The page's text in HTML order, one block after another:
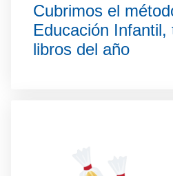
Cubrimos el
Educación Infantil,
libros del año